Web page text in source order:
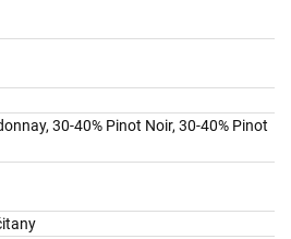
30-40% Pinot Noir, 30-40% Pinot